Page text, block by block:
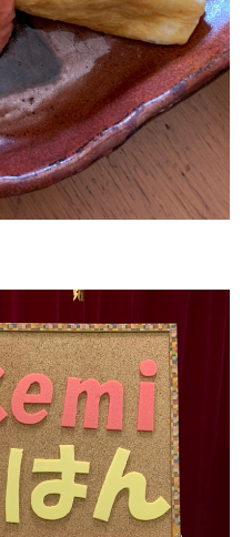
ちら
コミュニティ【北海道オ
メディア取材受付口はこちら